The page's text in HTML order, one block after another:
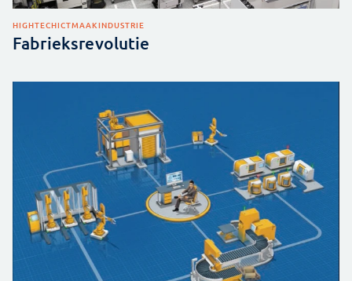
HIGHTECHICTMAAKINDUSTRIE
Fabrieksrevolutie